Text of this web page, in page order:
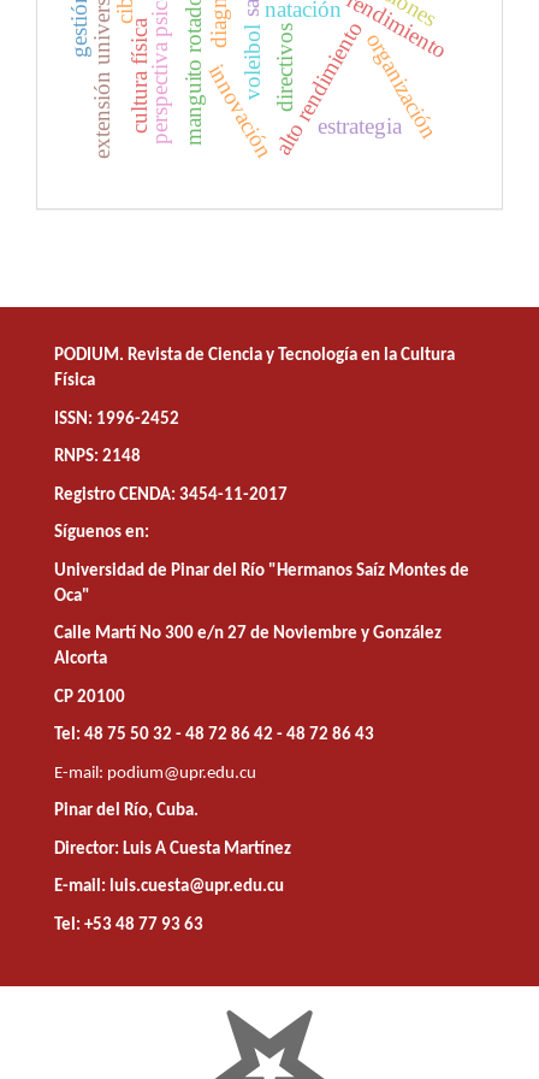
manguito rotador natación
alto rendimiento
innovación organización
voleibol
cultura física estrategia
extensión universitaria directivos
gestión
PODIUM. Revista de Ciencia y Tecnología en la Cultura
Física
ISSN: 1996-2452
RNPS: 2148
Registro CENDA: 3454-11-2017
Síguenos en:
Universidad de Pinar del Río "Hermanos Saíz Montes de
Oca"
Calle Martí No 300 e/n 27 de Noviembre y González
Alcorta
CP 20100
Tel: 48 75 50 32 - 48 72 86 42 - 48 72 86 43
E-mail: podium@upr.edu.cu
Pinar del Río, Cuba.
Director: Luis A Cuesta Martínez
E-mail: luis.cuesta@upr.edu.cu
Tel: +53 48 77 93 63